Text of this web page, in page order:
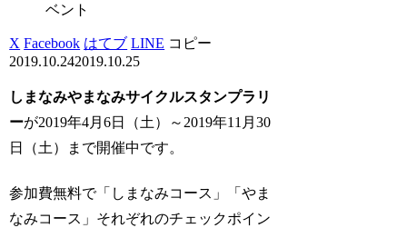
ベント
X Facebook はてブ LINE コピー
2019.10.242019.10.25
しまなみやまなみサイクルスタンプラリ
ーが2019年4月6日（土）～2019年11月30
日（土）まで開催中です。
参加費無料で「しまなみコース」「やま
なみコース」それぞれのチェックポイン